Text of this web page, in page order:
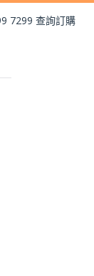
7299 查詢訂購